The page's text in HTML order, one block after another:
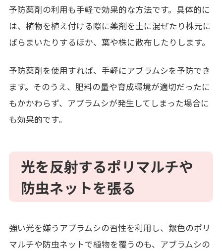
予防薬剤の利用も手軽で効果的な方法です。具体的に
は、植物を植え付ける際に薬剤を土に混ぜたり株元に
ばらまいたりするほか、葉や株に散布したりします。
予防薬剤を使用すれば、手軽にアブラムシを予防でき
ます。そのうえ、肥料の量や育成環境が適切だったに
もかかわらず、アブラムシが発生してしまった場合に
も効果的です。
光を反射するポリマルチや
防虫ネットを張る
強い光を嫌うアブラムシの習性を利用し、銀色のポリ
マルチや防虫ネットで植物を覆うのも、アブラムシの